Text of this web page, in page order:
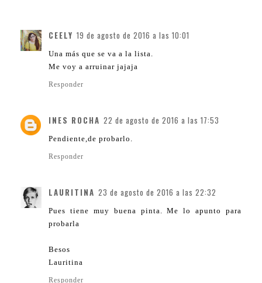
CEELY 19 de agosto de 2016 a las 10:01
Una más que se va a la lista.
Me voy a arruinar jajaja
Responder
INES ROCHA 22 de agosto de 2016 a las 17:53
Pendiente,de probarlo.
Responder
LAURITINA 23 de agosto de 2016 a las 22:32
Pues tiene muy buena pinta. Me lo apunto para
probarla
Besos
Lauritina
Responder